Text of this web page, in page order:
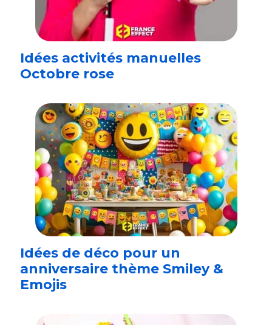
Idées activités manuelles
Octobre rose
Idées de déco pour un
anniversaire thème Smiley &
Emojis